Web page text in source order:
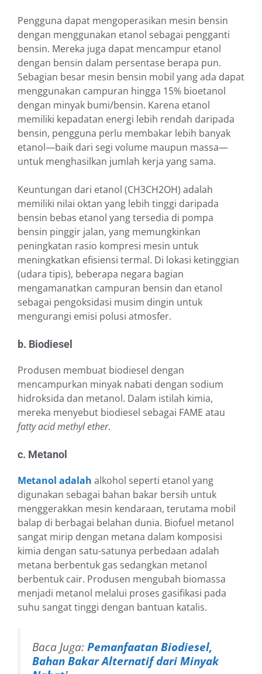
Pengguna dapat mengoperasikan mesin bensin
dengan menggunakan etanol sebagai pengganti
bensin. Mereka juga dapat mencampur etanol
dengan bensin dalam persentase berapa pun.
Sebagian besar mesin bensin mobil yang ada dapat
menggunakan campuran hingga 15% bioetanol
dengan minyak bumi/bensin. Karena etanol
memiliki kepadatan energi lebih rendah daripada
bensin, pengguna perlu membakar lebih banyak
etanol—baik dari segi volume maupun massa—
untuk menghasilkan jumlah kerja yang sama.
Keuntungan dari etanol (CH3CH2OH) adalah
memiliki nilai oktan yang lebih tinggi daripada
bensin bebas etanol yang tersedia di pompa
bensin pinggir jalan, yang memungkinkan
peningkatan rasio kompresi mesin untuk
meningkatkan efisiensi termal. Di lokasi ketinggian
(udara tipis), beberapa negara bagian
mengamanatkan campuran bensin dan etanol
sebagai pengoksidasi musim dingin untuk
mengurangi emisi polusi atmosfer.
b. Biodiesel
Produsen membuat biodiesel dengan
mencampurkan minyak nabati dengan sodium
hidroksida dan metanol. Dalam istilah kimia,
mereka menyebut biodiesel sebagai FAME atau
fatty acid methyl ether.
c. Metanol
Metanol adalah alkohol seperti etanol yang
digunakan sebagai bahan bakar bersih untuk
menggerakkan mesin kendaraan, terutama mobil
balap di berbagai belahan dunia. Biofuel metanol
sangat mirip dengan metana dalam komposisi
kimia dengan satu-satunya perbedaan adalah
metana berbentuk gas sedangkan metanol
berbentuk cair. Produsen mengubah biomassa
menjadi metanol melalui proses gasifikasi pada
suhu sangat tinggi dengan bantuan katalis.
Baca Juga: Pemanfaatan Biodiesel,
Bahan Bakar Alternatif dari Minyak